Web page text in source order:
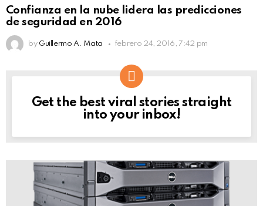
Confianza en la nube lidera las predicciones
de seguridad en 2016
by Guillermo A. Mata febrero 24, 2016, 7:42 pm
NEWSLETTER
Get the best viral stories straight
into your inbox!